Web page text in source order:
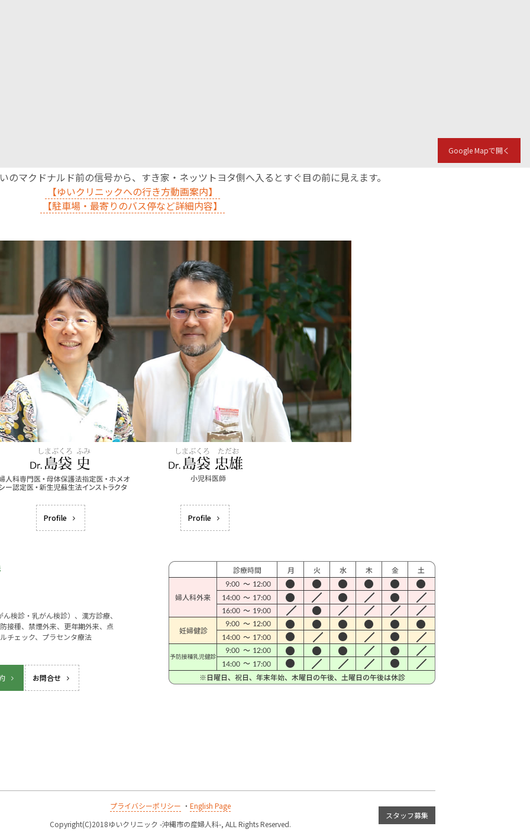
Google Mapで開く
のマクドナルド前の信号から、すき家・ネッツトヨタ側へ入るとすぐ目の前に見えます。
【ゆいクリニックへの行き方動画案内】
【駐車場・最寄りのバス停など詳細内容】
Profile Profile
検診・乳がん検診）、漢方診療、
接種、禁煙外来、更年期外来、点
チェック、プラセンタ療法
お問合せ
プライバシーポリシー ・ English Page
Copyright(C)2018ゆいクリニック -沖縄市の産婦人科-, ALL Rights Reserved.
スタッフ募集